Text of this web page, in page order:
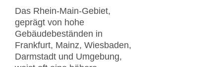
Das Rhein-Main-Gebiet,
geprägt von hohe
Gebäudebeständen in
Frankfurt, Mainz, Wiesbaden,
Darmstadt und Umgebung,